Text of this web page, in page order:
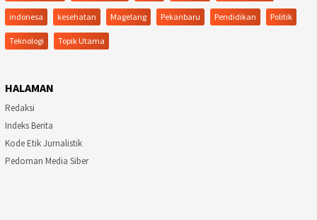
indonesa kesehatan Magelang Pekanbaru Pendidikan Politik
Teknologi Topik Utama
HALAMAN
Redaksi
Indeks Berita
Kode Etik Jurnalistik
Pedoman Media Siber